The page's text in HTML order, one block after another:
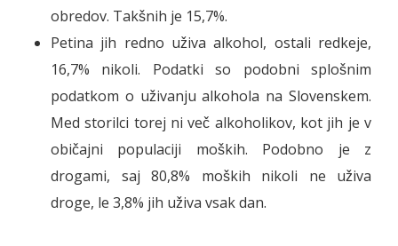
obredov. Takšnih je 15,7%.
Petina jih redno uživa alkohol, ostali redkeje,
16,7% nikoli. Podatki so podobni splošnim
podatkom o uživanju alkohola na Slovenskem.
Med storilci torej ni več alkoholikov, kot jih je v
običajni populaciji moških. Podobno je z
drogami, saj 80,8% moških nikoli ne uživa
droge, le 3,8% jih uživa vsak dan.